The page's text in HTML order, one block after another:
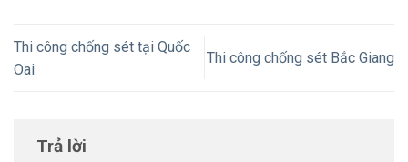
Thi công chống sét tại Quốc
Oai
Thi công chống sét Bắc Giang
Trả lời